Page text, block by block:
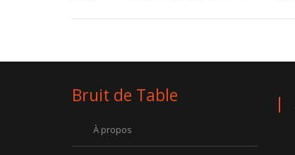
Bruit de Table
À propos